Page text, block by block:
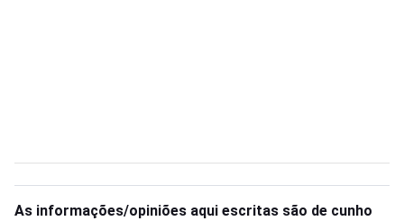
As informações/opiniões aqui escritas são de cunho